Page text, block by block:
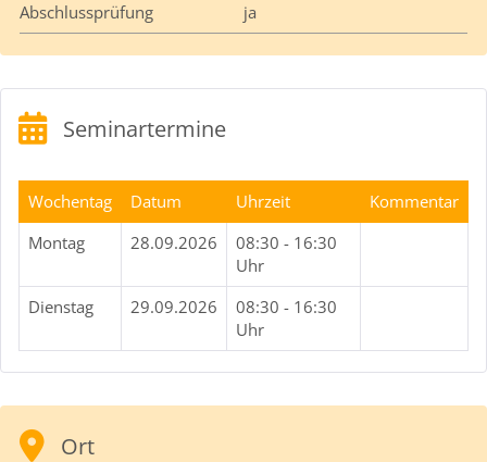
Abschlussprüfung
ja
Seminartermine
Wochentag Datum Uhrzeit
Kommentar
Montag
28.09.2026
08:30 - 16:30
Uhr
Dienstag
29.09.2026
08:30 - 16:30
Uhr
Ort